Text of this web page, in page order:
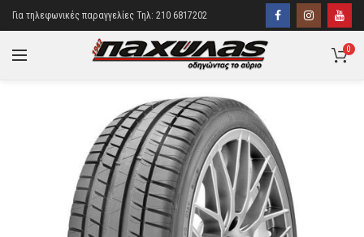
Για τηλεφωνικές παραγγελίες Τηλ: 210 6817202
0